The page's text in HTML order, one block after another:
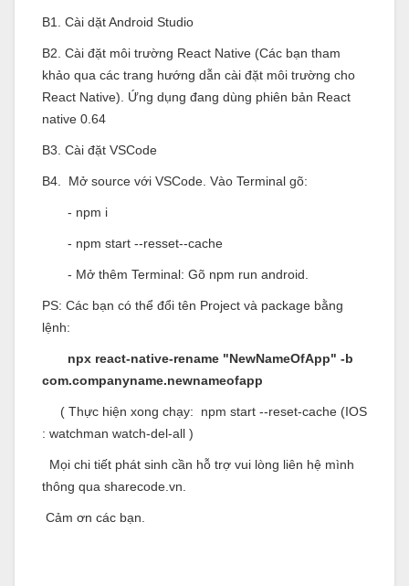
B1. Cài dặt Android Studio
B2. Cài đặt môi trường React Native (Các bạn tham
khảo qua các trang hướng dẫn cài đặt môi trường cho
React Native). Ứng dụng đang dùng phiên bản React
native 0.64
B3. Cài đặt VSCode
B4. Mở source với VSCode. Vào Terminal gõ:
- npm i
- npm start --resset--cache
- Mở thêm Terminal: Gõ npm run android.
PS: Các bạn có thể đổi tên Project và package bằng
lệnh:
npx react-native-rename "NewNameOfApp" -b
com.companyname.newnameofapp
( Thực hiện xong chạy: npm start --reset-cache (IOS
: watchman watch-del-all )
Mọi chi tiết phát sinh cần hỗ trợ vui lòng liên hệ mình
thông qua sharecode.vn.
Cảm ơn các bạn.